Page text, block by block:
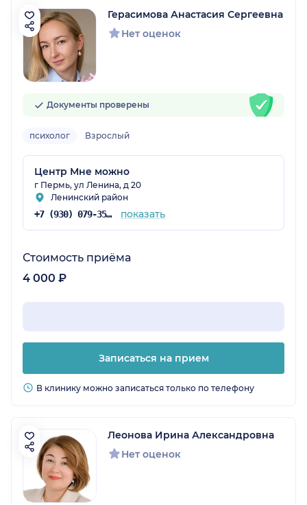
Герасимова Анастасия Сергеевна
Нет оценок
Документы проверены
психолог Взрослый
Центр Мне можно
г Пермь, ул Ленина, д 20
Ленинский район
+7 (930) 079-35-76 показать
Стоимость приёма
4 000 ₽
Записаться на прием
В клинику можно записаться только по телефону
Леонова Ирина Александровна
Нет оценок